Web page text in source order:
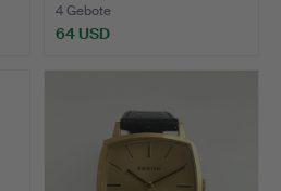
4 Gebote
64 USD